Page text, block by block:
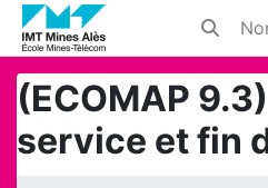
Passer au contenu principal
(ECOMAP
service et fin